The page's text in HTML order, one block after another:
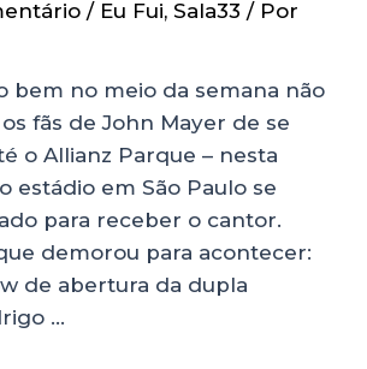
/ Eu Fui, Sala33 / Por
bem no meio da semana não
fãs de John Mayer de se
o Allianz Parque – nesta
estádio em São Paulo se
para receber o cantor.
demorou para acontecer:
de abertura da dupla
…